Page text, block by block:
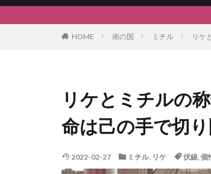
HOME 南の国 ミチル リケ
リケとミチルの
命は己の手で切り
2022-02-27 ミチル, リケ 伏線, 個